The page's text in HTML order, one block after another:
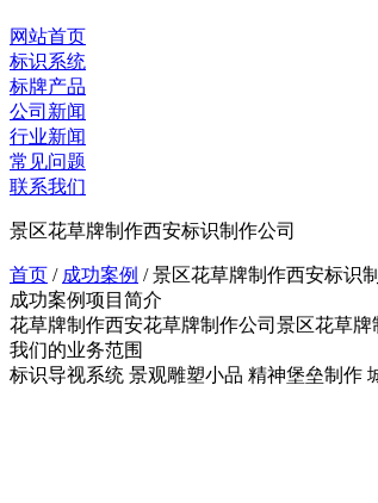
网站首页
标识系统
标牌产品
公司新闻
行业新闻
常见问题
联系我们
景区花草牌制作西安标识制作公司
首页 / 成功案例 /景区花草牌制作西安标识
成功案例项目简介
花草牌制作西安花草牌制作公司景区花草
我们的业务范围
标识导视系统 景观雕塑小品 精神堡垒制作